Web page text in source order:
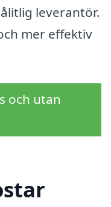
leverantör.
mer effektiv
och utan